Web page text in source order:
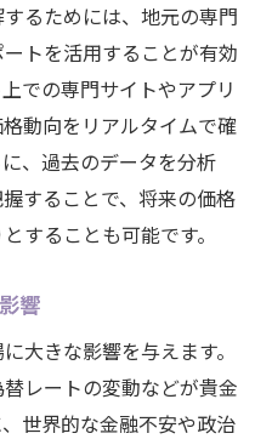
るためには、地元の専門
トを活用することが有効
での専門サイトやアプリ
動向をリアルタイムで確
、過去のデータを分析
することで、将来の価格
することも可能です。
響
大きな影響を与えます。
レートの変動などが貴金
世界的な金融不安や政治